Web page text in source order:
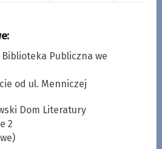
Publiczna we
od ul. Menniczej
Dom Literatury
2